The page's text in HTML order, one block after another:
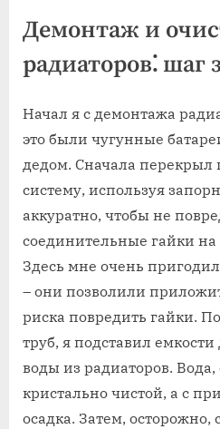
Демонтаж и
радиаторов⁚ шаг
Начал я с демонтажа
это были чугунные
дедом. Сначала перекрыл
систему, используя
аккуратно, чтобы не
соединительные гайки
Здесь мне очень
– они позволили
риска повредить гайки.
труб, я подставил емкости
воды из радиаторов. Вода,
кристально чистой, а с
осадка. Затем, осторожно,